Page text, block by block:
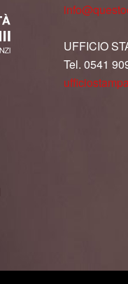
UFFICIO
Tel. 0541